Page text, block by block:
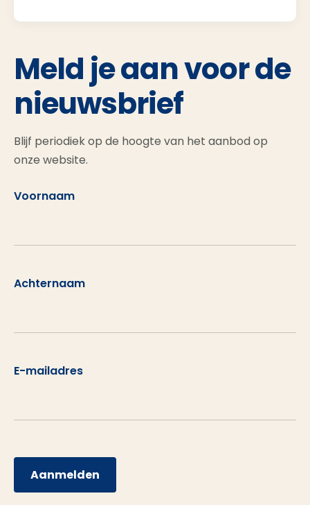
Meld je aan voor de
nieuwsbrief
Blijf periodiek op de hoogte van het aanbod op
onze website.
Voornaam
Achternaam
E-mailadres
Aanmelden